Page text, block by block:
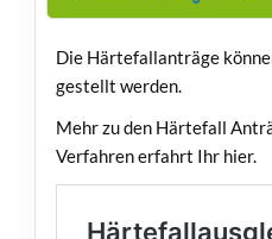
Die Härtefallanträge
gestellt werden.
Mehr zu den Härtefall
Verfahren erfahrt Ihr hier.